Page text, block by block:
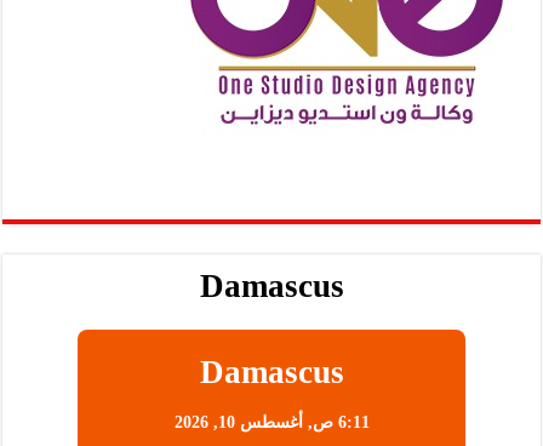
Damascus
Damascus
6:11 ص, أغسطس 10, 2026